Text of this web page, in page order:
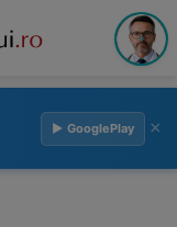
▶ GooglePlay ×